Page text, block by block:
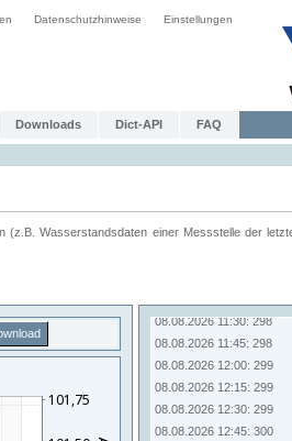
Datenschutzhinweise Einstellungen
Downloads Dict-API FAQ
(z.B. Wasserstandsdaten einer Messstelle der